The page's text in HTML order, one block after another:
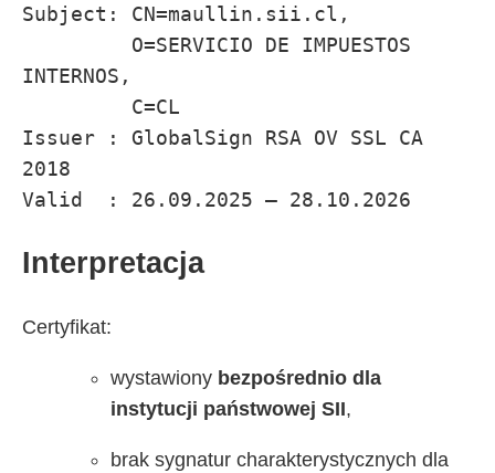
Subject: CN=maullin.sii.cl,
INTERNOS,
Issuer : GlobalSign RSA OV SSL CA
2018
Valid  : 26.09.2025 – 28.10.2026
Interpretacja
Certyfikat:
wystawiony bezpośrednio dla
instytucji państwowej SII,
brak sygnatur charakterystycznych dla